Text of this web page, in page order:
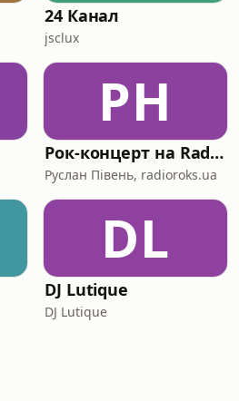
24 Канал
jsclux
РН
Рок-концерт на Radio ROKS
Руслан Півень, radioroks.ua
DL
DJ Lutique
DJ Lutique